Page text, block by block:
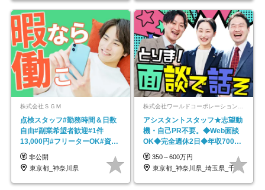
株式会社ＳＧＭ
点検スタッフ#勤務時間＆日数
自由#副業希望者歓迎#1件
13,000円#フリーターOK#資格
スキル不要
非公開
東京都_神奈川県
アシスタントスタッフ★志望動
機・自己PR不要。◆Web面談
OK◆完全週休2日◆年収700万
円可/p13
350～600万円
東京都_神奈川県_埼玉県_千葉県_大阪府…